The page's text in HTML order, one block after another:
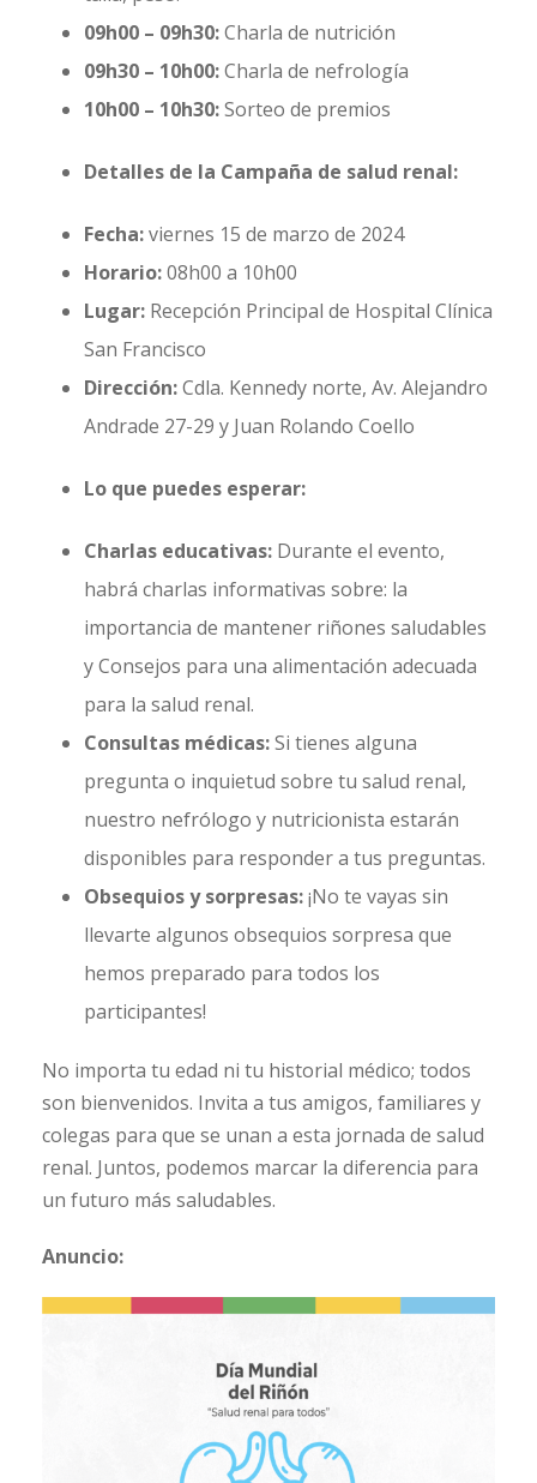
09h00 – 09h30:Charla de nutrición
09h30 – 10h00:Charla de nefrología
10h00 – 10h30:Sorteo de premios
Detalles de la Campaña de salud renal:
Fecha:viernes 15 de marzo de 2024
Horario:08h00 a 10h00
Lugar: Recepción Principal de Hospital Clínica
San Francisco
Dirección:Cdla. Kennedy norte, Av. Alejandro
Andrade 27-29 y Juan Rolando Coello
Lo que puedes esperar:
Charlas educativas: Durante el evento,
habrá charlas informativas sobre: la
importancia de mantener riñones saludables
y Consejos para una alimentación adecuada
para la salud renal.
Consultas médicas:Si tienes alguna
pregunta o inquietud sobre tu salud renal,
nuestro nefrólogo y nutricionista estarán
disponibles para responder a tus preguntas.
Obsequios y sorpresas:¡No te vayas sin
llevarte algunos obsequios sorpresa que
hemos preparado para todos los
participantes!
No importa tu edad ni tu historial médico; todos
son bienvenidos. Invita a tus amigos, familiares y
colegas para que se unan a esta jornada de salud
renal. Juntos, podemos marcar la diferencia para
un futuro más saludables.
Anuncio: